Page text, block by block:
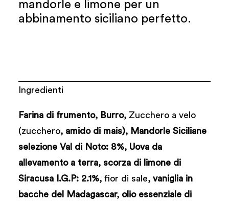
mandorle e limone per un
abbinamento siciliano perfetto.
Ingredienti
Farina di frumento, Burro, Zucchero a velo
(zucchero, amido di mais), Mandorle Siciliane
selezione Val di Noto: 8%, Uova da
allevamento a terra, scorza di limone di
Siracusa I.G.P: 2.1%, fior di sale, vaniglia in
bacche del Madagascar, olio essenziale di